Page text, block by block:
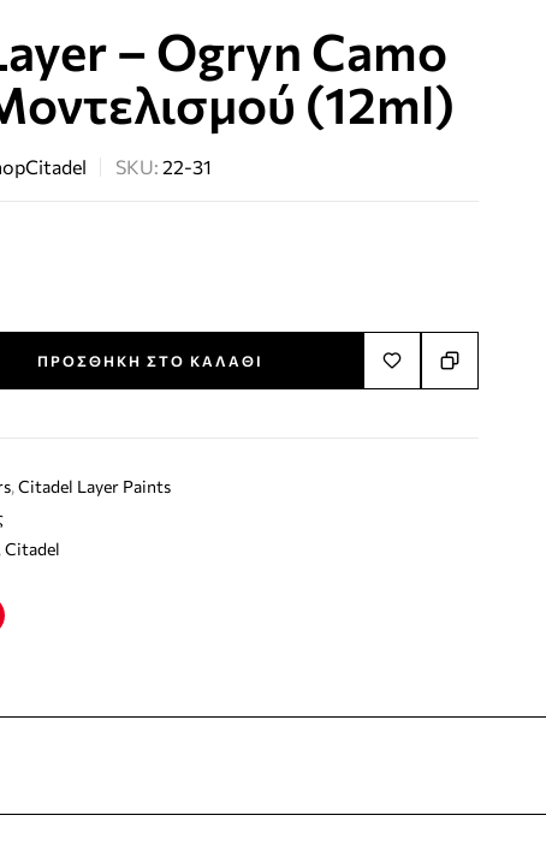
3,60
3,20 € 3,60€
3,20 €
– Ogryn Camo
(12ml)
Citadel SKU: 22-31
ΠΡΟΣΘΉΚΗ ΣΤΟ ΚΑΛΆΘΙ
, Citadel Layer Paints
Citadel